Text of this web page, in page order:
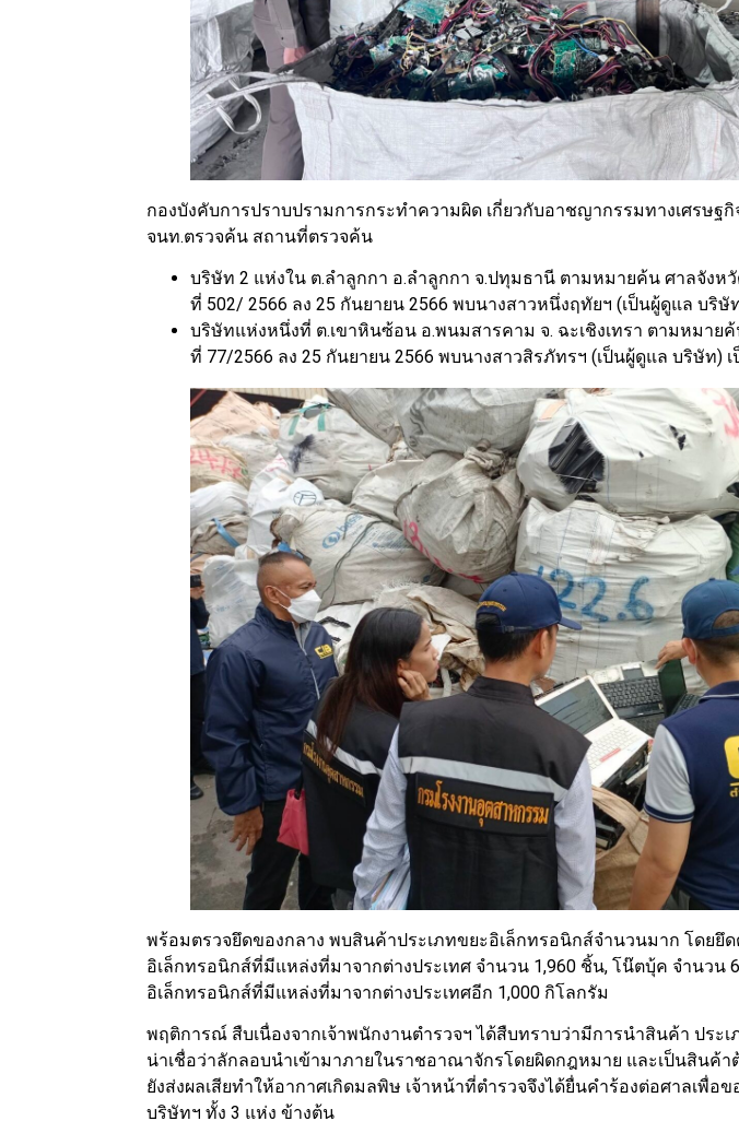
กองบังคับการปราบปรามการกระทําความผิด เกี่ยวกับอาชญากรรมทางเศรษฐกิ
จนท.ตรวจค้น สถานที่ตรวจค้น
บริษัท 2 แห่งใน ต.ลําลูกกา อ.ลําลูกกา จ.ปทุมธานี ตามหมายค้น ศาลจังห
ที่ 502/ 2566 ลง 25 กันยายน 2566 พบนางสาวหนึ่งฤทัยฯ (เป็นผู้ดูแล บริษั
บริษัทแห่งหนึ่งที่ ต.เขาหินซ้อน อ.พนมสารคาม จ. ฉะเชิงเทรา ตามหมายค้
ที่ 77/2566 ลง 25 กันยายน 2566 พบนางสาวสิรภัทรฯ (เป็นผู้ดูแล บริษัท)
พร้อมตรวจยึดของกลาง พบสินค้าประเภทขยะอิเล็กทรอนิกส์จํานวนมาก โดยยึ
อิเล็กทรอนิกส์ที่มีแหล่งที่มาจากต่างประเทศ จํานวน 1,960 ชิ้น, โน๊ตบุ้ค จํานวน
อิเล็กทรอนิกส์ที่มีแหล่งที่มาจากต่างประเทศอีก 1,000 กิโลกรัม
พฤติการณ์ สืบเนื่องจากเจ้าพนักงานตํารวจฯ ได้สืบทราบว่ามีการนําสินค้า ประ
น่าเชื่อว่าลักลอบนําเข้ามาภายในราชอาณาจักรโดยผิดกฎหมาย และเป็นสินค้า
ยังส่งผลเสียทําให้อากาศเกิดมลพิษ เจ้าหน้าที่ตํารวจจึงได้ยื่นคําร้องต่อศาลเพื่อ
บริษัทฯ ทั้ง 3 แห่ง ข้างต้น